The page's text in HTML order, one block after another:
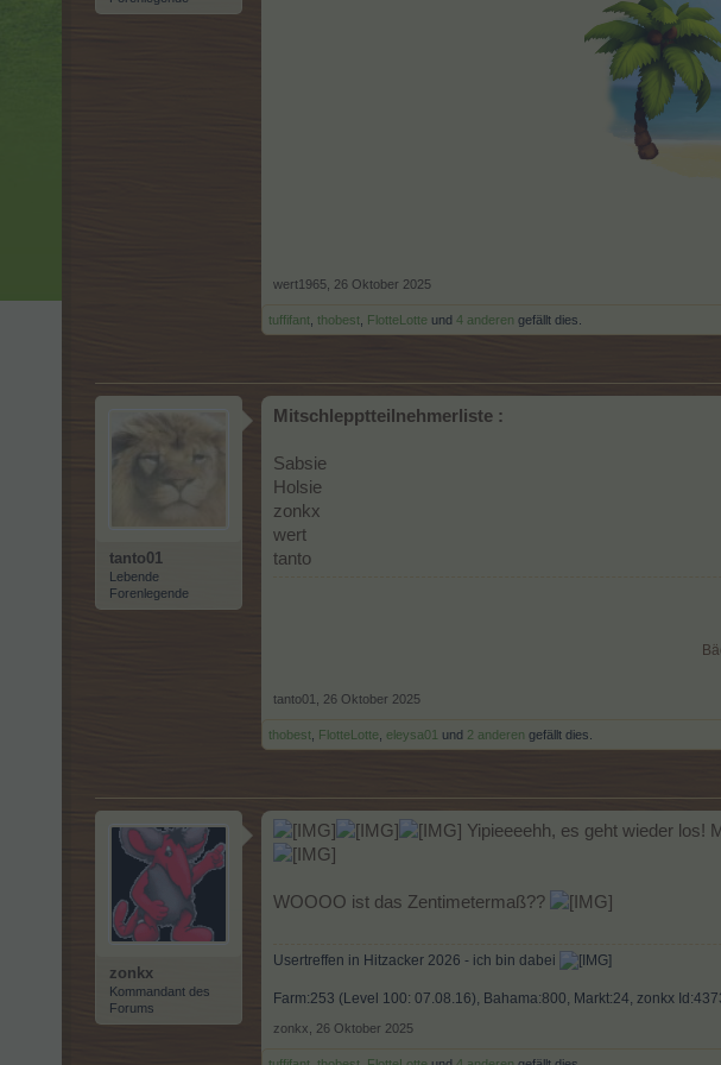
wert1965 26 Oktober 2025
tuffifant thobest FlotteLotte und 4 anderen gefällt dies.
tanto01
Lebende
Forenlegende
Mitschlepptteilnehmerliste :
Sabsie
Holsie
zonkx
wert
tanto
tanto01 26 Oktober 2025
thobest FlotteLotte eleysa01 und 2 anderen gefällt dies.
zonkx
Kommandant des
Forums
Yipieeeehh, es geht wieder los!
WOOOO ist das Zentimetermaß??
Usertreffen in Hitzacker 2026 - ich bin dabei
Farm:253 (Level 100: 07.08.16), Bahama:800, Markt:24, zonkx
zonkx 26 Oktober 2025